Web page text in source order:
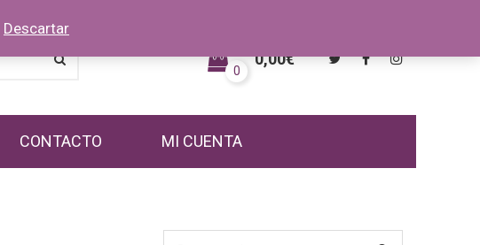
0
0,00€
CONTACTO MI CUENTA
Descartar